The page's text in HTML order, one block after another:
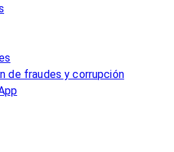
de fraudes y corrupción